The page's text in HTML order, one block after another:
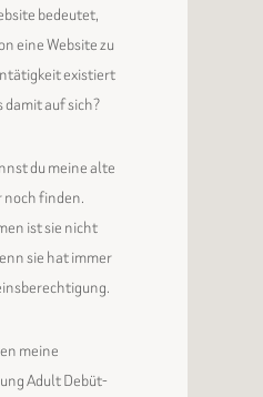
bedeutet,
eine Website zu
existiert
damit auf sich?
du meine alte
noch finden.
ist sie nicht
sie hat immer
meine
Adult Debüt-